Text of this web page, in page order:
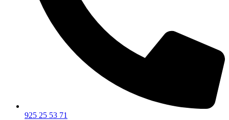
925 25 53 71